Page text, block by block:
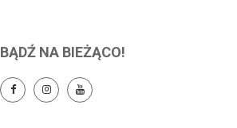
BĄDŹ NA BIEŻĄCO!